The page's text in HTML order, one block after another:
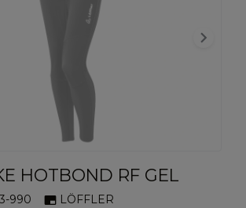
keyboard_arrow_right
HOTBOND RF GEL
990 branding_watermark LÖFFLER